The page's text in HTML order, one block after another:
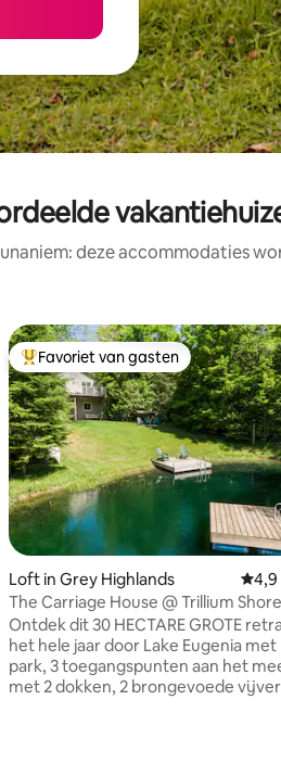
deze accommodaties
van 4,94 op 5, 848
Topfavoriet van gasten
Favoriet van gasten
Loft in Grey Highlands
4,9
The Carriage House @ Trillium
Lake Eugenia
Ontdek dit 30 HECTARE GROTE
het hele jaar door Lake Eugenia met
park, 3 toegangspunten aan het
met 2 dokken, 2 brongevoede